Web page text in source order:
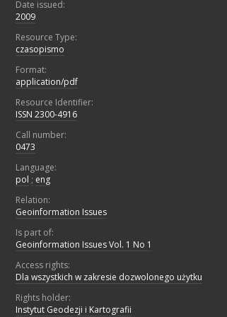
Date issued:
2009
Resource Type:
czasopismo
Format:
application/pdf
Resource Identifier:
ISSN 2300-4916
Call number:
0473
Language:
pol ; eng
Relation:
Geoinformation Issues
Is part of:
Geoinformation Issues Vol. 1 No 1
Access rights:
Dla wszystkich w zakresie dozwolonego użytku
Rights holder:
Instytut Geodezji i Kartografii